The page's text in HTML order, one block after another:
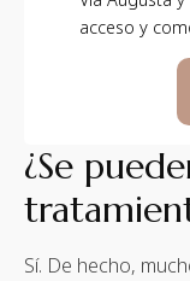
acceso y
¿Se
Sí. De hecho,